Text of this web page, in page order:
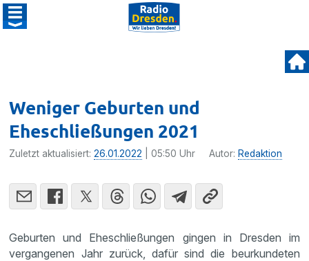
Weniger Geburten und
Eheschließungen 2021
Zuletzt aktualisiert:26.01.2022 | 05:50 Uhr Autor: Redaktion
Geburten und Eheschließungen gingen in Dresden im
vergangenen Jahr zurück, dafür sind die beurkundeten